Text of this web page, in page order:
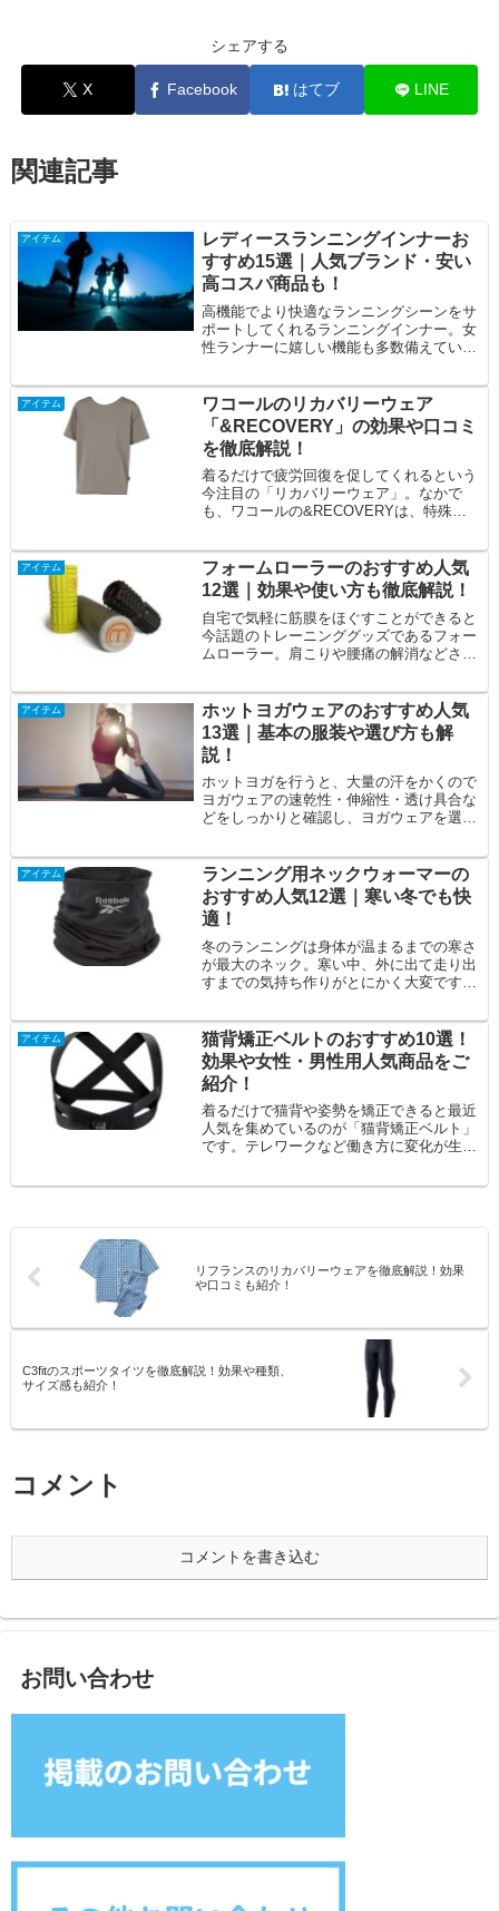
シェアする
X Facebook はてブ LINE
関連記事
アイテム
レディースランニングインナーお
すすめ15選｜人気ブランド・安い
高コスパ商品も！
高機能でより快適なランニングシーンをサ
ポートしてくれるランニングインナー。女
性ランナーに嬉しい機能も多数備えていま
効果や選...
アイテム
ワコールのリカバリーウェア
「&RECOVERY」の効果や口コミ
を徹底解説！
着るだけで疲労回復を促してくれるという
今注目の「リカバリーウェア」。なかで
も、ワコールの&RECOVERYは、特殊繊
ライン...
アイテム
フォームローラーのおすすめ人気
12選｜効果や使い方も徹底解説！
自宅で気軽に筋膜をほぐすことができると
今話題のトレーニンググッズであるフォー
ムローラー。肩こりや腰痛の解消などさま
プアスリ...
アイテム
ホットヨガウェアのおすすめ人気
13選｜基本の服装や選び方も解
説！
ホットヨガを行うと、大量の汗をかくので
ヨガウェアの速乾性・伸縮性・透け具合な
どをしっかりと確認し、ヨガウェアを選ぶ
ロン・ポ...
アイテム
ランニング用ネックウォーマーの
おすすめ人気12選｜寒い冬でも快
適！
冬のランニングは身体が温まるまでの寒さ
が最大のネック。寒い中、外に出て走り出
すまでの気持ち作りがとにかく大変ですよ
温に対し...
アイテム
猫背矯正ベルトのおすすめ10選！
効果や女性・男性用人気商品をご
紹介！
着るだけで猫背や姿勢を矯正できると最近
人気を集めているのが「猫背矯正ベルト」
です。テレワークなど働き方に変化が生ま
勢の悪化...
リフランスのリカバリーウェアを徹底解説！効果
や口コミも紹介！
C3fitのスポーツタイツを徹底解説！効果や種類、
サイズ感も紹介！
コメント
コメントを書き込む
お問い合わせ